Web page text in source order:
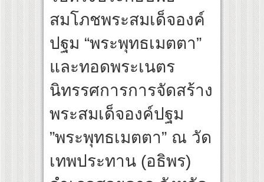
สมโภชพระสมเด็จองค์
ปฐม “พระพุทธเมตตา”
และทอดพระเนตร
นิทรรศการการจัดสร้าง
พระสมเด็จองค์ปฐม
”พระพุทธเมตตา” ณ วัด
เทพประทาน (อธิพร)